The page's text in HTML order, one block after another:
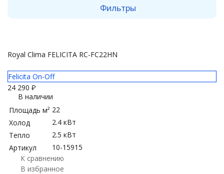
Фильтры
Royal Clima FELICITA RC-FC22HN
Felicita On-Off
24 290 ₽
В наличии
Площадь м² 22
Холод
2.4 кВт
Тепло
2.5 кВт
Артикул
10-15915
К сравнению
В избранное